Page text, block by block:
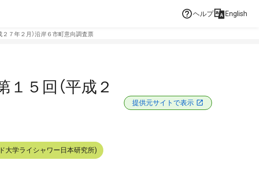
ヘルプ English
７年２月）沿岸６市町意向調査票
５回（平成２
提供元サイトで表示
大学ライシャワー日本研究所)